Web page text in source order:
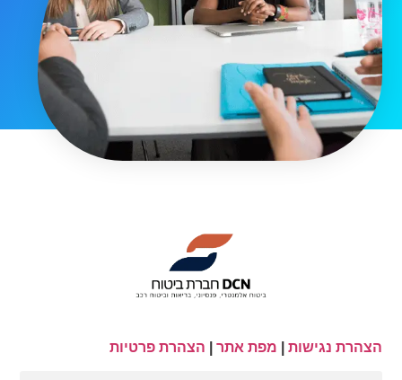
הצהרת נגישות| מפת אתר| הצהרת פרטיות